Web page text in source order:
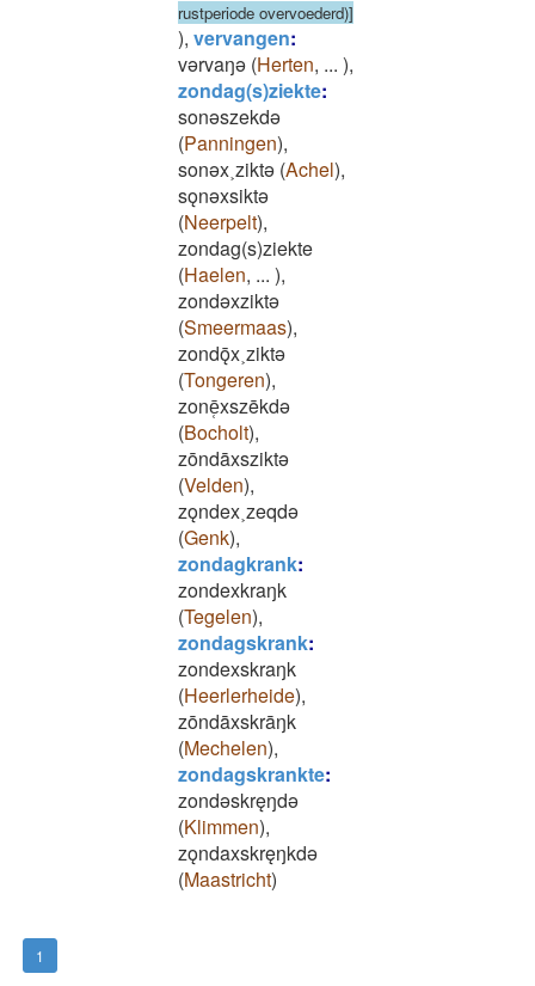
rustperiode overvoederd)]
), vervangen:
vǝrvaŋǝ (Herten, ... ),
zondag(s)ziekte:
sonǝszekdǝ
(Panningen),
sonǝx˲ziktǝ (Achel),
sǫnǝxsiktǝ
(Neerpelt),
zondag(s)ziekte
(Haelen, ... ),
zondǝxziktǝ
(Smeermaas),
zondǭx˲ziktǝ
(Tongeren),
zonē̜xszēkdǝ
(Bocholt),
zōndāxsziktǝ
(Velden),
zǫndex˲zeqdǝ
(Genk),
zondagkrank:
zondexkraŋk
(Tegelen),
zondagskrank:
zondexskraŋk
(Heerlerheide),
zōndāxskrāŋk
(Mechelen),
zondagskrankte:
zondǝskręŋdǝ
(Klimmen),
zǫndaxskręŋkdǝ
(Maastricht)
1